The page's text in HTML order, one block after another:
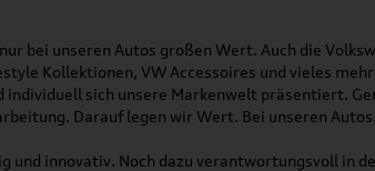
bei unseren Autos großen Wert. Auch die
Kollektionen, VW Accessoires und vieles
sich unsere Markenwelt präsentiert.
Darauf legen wir Wert. Bei unseren
und innovativ. Noch dazu verantwortungsvoll in